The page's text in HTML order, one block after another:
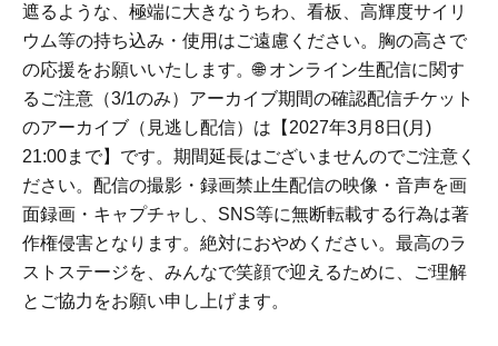
遮るような、極端に大きなうちわ、看板、高輝度サイリ
ウム等の持ち込み・使用はご遠慮ください。胸の高さで
の応援をお願いいたします。🌐 オンライン生配信に関す
るご注意（3/1のみ）アーカイブ期間の確認配信チケット
のアーカイブ（見逃し配信）は【2027年3月8日(月)
21:00まで】です。期間延長はございませんのでご注意く
ださい。配信の撮影・録画禁止生配信の映像・音声を画
面録画・キャプチャし、SNS等に無断転載する行為は著
作権侵害となります。絶対におやめください。最高のラ
ストステージを、みんなで笑顔で迎えるために、ご理解
とご協力をお願い申し上げます。